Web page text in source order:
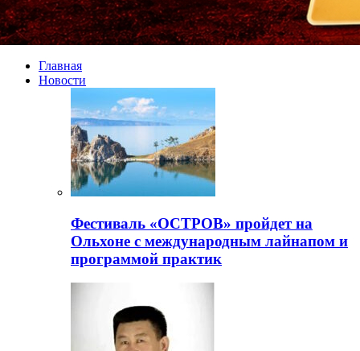
Главная
Новости
Фестиваль «ОСТРОВ» пройдет на
Ольхоне с международным лайнапом и
программой практик